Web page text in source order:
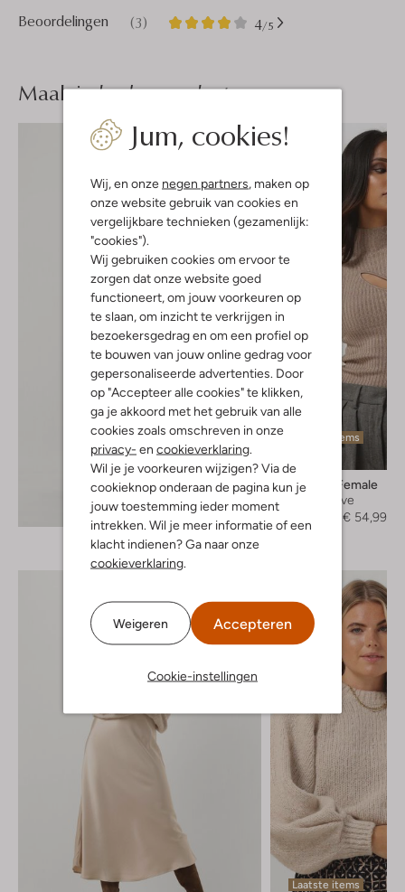
Jum, cookies!
Wij, en onze negen partners, maken op
onze website gebruik van cookies en
vergelijkbare technieken (gezamenlijk:
"cookies").
Wij gebruiken cookies om ervoor te
zorgen dat onze website goed
functioneert, om jouw voorkeuren op
te slaan, om inzicht te verkrijgen in
bezoekersgedrag en om een profiel op
te bouwen van jouw online gedrag voor
gepersonaliseerde advertenties. Door
op "Accepteer alle cookies" te klikken,
ga je akkoord met het gebruik van alle
cookies zoals omschreven in onze
privacy- en cookieverklaring.
Wil je je voorkeuren wijzigen? Via de
cookieknop onderaan de pagina kun je
jouw toestemming ieder moment
intrekken. Wil je meer informatie of een
klacht indienen? Ga naar onze
cookieverklaring.
Weigeren Accepteren
Cookie-instellingen
Beoordelingen (3) 4/5
3
4
Maak jelook compleet
Ontdek de look
Laatste items
Second Female
Longsleeve
€ 54,99
Laatste items